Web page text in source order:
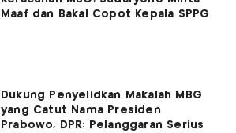
Maaf dan Bakal Copot Kepala SPPG
Dukung Penyelidkan Makalah MBG
yang Catut Nama Presiden
Prabowo, DPR: Pelanggaran Serius